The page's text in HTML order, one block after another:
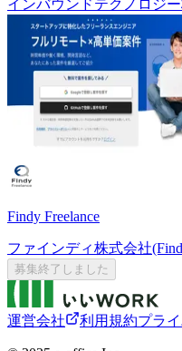
インバウンドテクノロジ
Findy Freelance
ファインディ株式会社
募集終了しました
運営会社 利用規約プラ